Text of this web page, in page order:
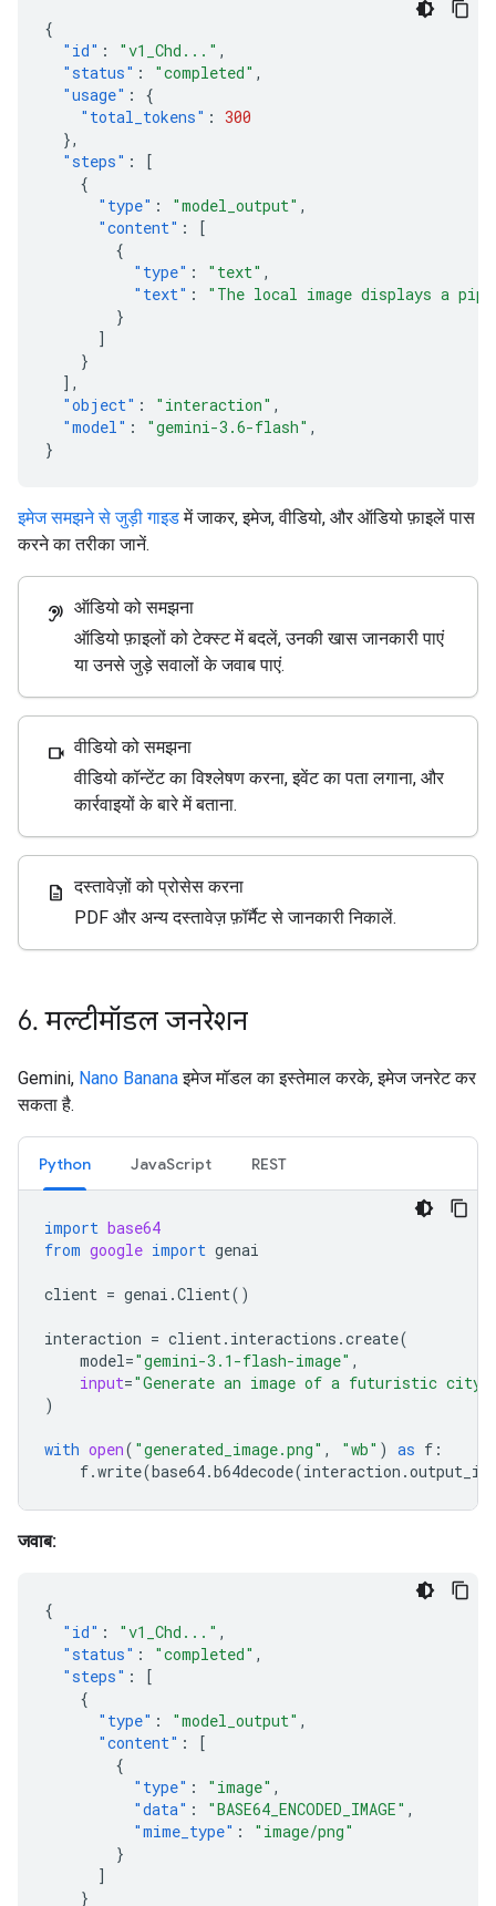
{
"id" : "v1_Chd..." ,
"status" : "completed" ,
"usage" :
{
"total_tokens" : 300
},
"steps" :
[
{
"type" : "model_output" ,
"content" :
[
{
"type" : "text" ,
"text" :
"The local image displays a
}
]
}
],
"object" : "interaction" ,
"model" : "gemini-3.6-flash" ,
}
इमेज समझने से जुड़ी गाइडमें जाकर, इमेज, वीडियो, और ऑडियो फ़ाइलें पास
करने का तरीका जानें.
hearing ऑडियो को समझना
ऑडियो फ़ाइलों को टेक्स्ट में बदलें, उनकी खास जानकारी पाएं
या उनसे जुड़े सवालों के जवाब पाएं.
videocam वीडियो को समझना
वीडियो कॉन्टेंट का विश्लेषण करना, इवेंट का पता लगाना, और
कार्रवाइयों के बारे में बताना.
description दस्तावेज़ों को प्रोसेस करना
PDF और अन्य दस्तावेज़ फ़ॉर्मैट से जानकारी निकालें.
6. मल्टीमॉडल जनरेशन
Gemini, Nano Bananaइमेज मॉडल का इस्तेमाल करके, इमेज जनरेट कर
सकता है.
Python JavaScript REST
import base64
from google import genai
client = genai .Client()
interaction = client. interactions .create(
model="gemini-3.1-flash-image" ,
input="Generate an image of a futuristic city
)
with open( "generated_image.png" , "wb" ) as f :
f.write(base64.b64decode(interaction .
जवाब:
{
"id" : "v1_Chd..." ,
"status" : "completed" ,
"steps" :
[
{
"type" : "model_output" ,
"content" :
[
{
"type" : "image" ,
"data" : "BASE64_ENCODED_IMAGE" ,
"mime_type" :
"image/png"
}
]
}